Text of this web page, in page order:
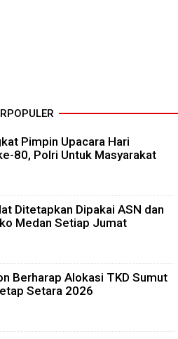
Pimpin Upacara Hari
80, Polri Untuk Masyarakat
Ditetapkan Dipakai ASN dan
Medan Setiap Jumat
Berharap Alokasi TKD Sumut
Setara 2026